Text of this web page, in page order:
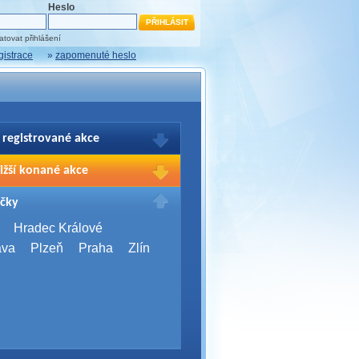
Heslo
přihlášení
» zapomenuté heslo
registrované akce
Vašich registrací na akce
přihlašte.
konané akce
2026
Brno
Server Bootcamp 2026
Hradec Králové
Plzeň Praha Zlín